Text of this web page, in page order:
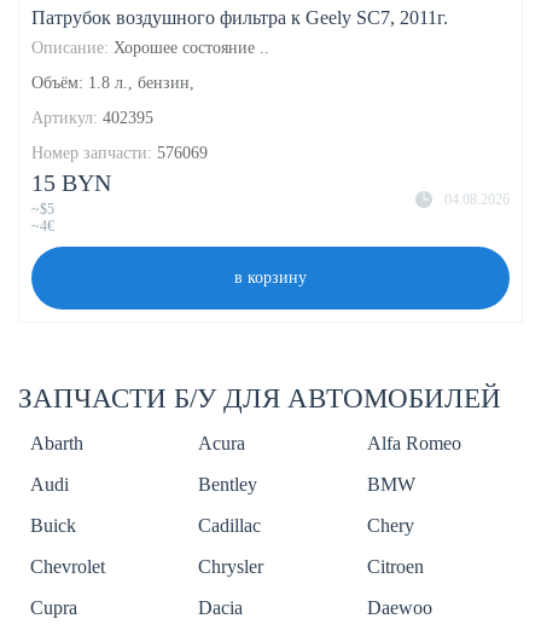
Патрубок воздушного фильтра к Geely SC7, 2011г.
Описание: Хорошее состояние ..
Объём: 1.8 л., бензин,
Артикул: 402395
Номер запчасти: 576069
04.08.2026
15 BYN
~$5
~4€
в корзину
ЗАПЧАСТИ Б/У ДЛЯ АВТОМОБИЛЕЙ
Abarth Acura
Alfa Romeo
Audi
Bentley
BMW
Buick
Cadillac
Chery
Chevrolet
Chrysler
Citroen
Cupra
Dacia
Daewoo